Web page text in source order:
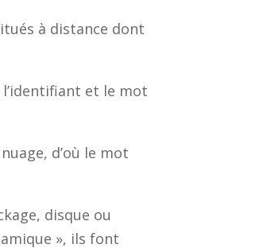
à distance dont
et le mot
d’où le mot
disque ou
», ils font